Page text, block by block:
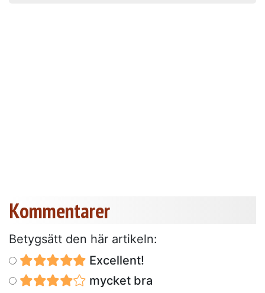
Kommentarer
Betygsätt den här artikeln:
Excellent!
mycket bra